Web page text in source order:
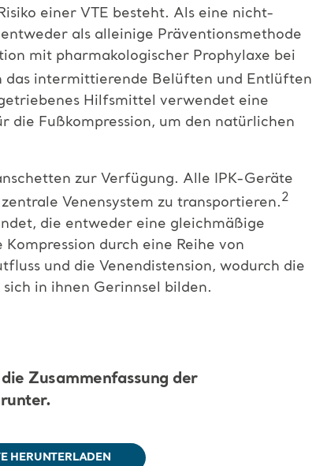
einer VTE besteht. Als eine nicht-
als alleinige Präventionsmethode
mit pharmakologischer Prophylaxe bei
das intermittierende Belüften und Entlüften
Hilfsmittel verwendet eine
die Fußkompression, um den natürlichen
zur Verfügung. Alle IPK-Geräte
Venensystem zu transportieren. 2
die entweder eine gleichmäßige
durch eine Reihe von
und die Venendistension, wodurch die
in ihnen Gerinnsel bilden.
Zusammenfassung der
HERUNTERLADEN